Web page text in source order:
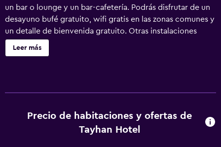
un bar o lounge y un bar-cafetería. Podrás disfrutar de un
desayuno bufé gratuito, wifi gratis en las zonas comunes y
un detalle de bienvenida gratuito. Otras instalaciones
incluyen una terraza en la azotea, una cafetería y
aparcamiento sin asistencia. Tayhan Hotel ofrece 48
bañera profunda, zapatillas, y secador de pelo. Este hotel
en Estambul ofrece acceso a Internet wifi gratis. Se ofrece
Leer más
Precio de habitaciones y ofertas de
Tayhan Hotel